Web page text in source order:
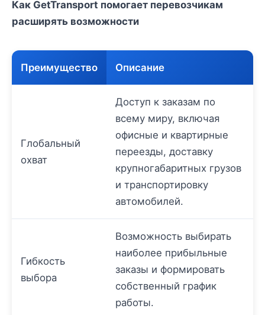
Как GetTransport помогает перевозчикам
расширять возможности
Преимущество Описание
Глобальный
охват
Доступ к заказам по
всему миру, включая
офисные и квартирные
переезды, доставку
крупногабаритных грузов
и транспортировку
автомобилей.
Гибкость
выбора
Возможность выбирать
наиболее прибыльные
заказы и формировать
собственный график
работы.